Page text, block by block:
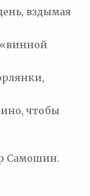
вздымая
чтобы
Самошин.